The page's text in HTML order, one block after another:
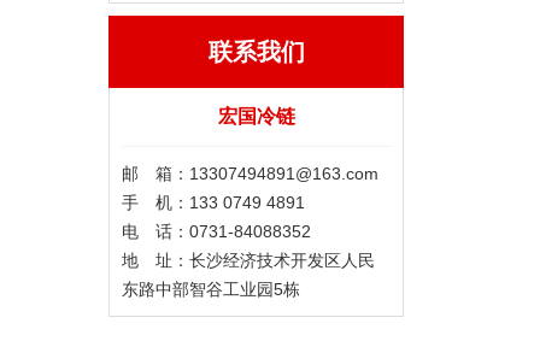
联系我们
宏国冷链
邮 箱：13307494891@163.com
手 机：133 0749 4891
电 话：0731-84088352
地 址：长沙经济技术开发区人民
东路中部智谷工业园5栋